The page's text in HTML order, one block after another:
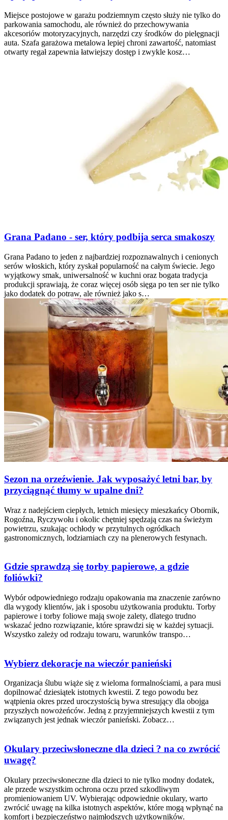
Miejsce postojowe w garażu podziemnym często służy nie tylko do
parkowania samochodu, ale również do przechowywania
akcesoriów motoryzacyjnych, narzędzi czy środków do pielęgnacji
auta. Szafa garażowa metalowa lepiej chroni zawartość, natomiast
otwarty regał zapewnia łatwiejszy dostęp i zwykle kosz…
Grana Padano - ser, który podbija serca smakoszy
Grana Padano to jeden z najbardziej rozpoznawalnych i cenionych
serów włoskich, który zyskał popularność na całym świecie. Jego
wyjątkowy smak, uniwersalność w kuchni oraz bogata tradycja
produkcji sprawiają, że coraz więcej osób sięga po ten ser nie tylko
jako dodatek do potraw, ale również jako s…
Sezon na orzeźwienie. Jak wyposażyć letni bar, by
przyciągnąć tłumy w upalne dni?
Wraz z nadejściem ciepłych, letnich miesięcy mieszkańcy Obornik,
Rogoźna, Ryczywołu i okolic chętniej spędzają czas na świeżym
powietrzu, szukając ochłody w przytulnych ogródkach
gastronomicznych, lodziarniach czy na plenerowych festynach.
Gdzie sprawdzą się torby papierowe, a gdzie
foliówki?
Wybór odpowiedniego rodzaju opakowania ma znaczenie zarówno
dla wygody klientów, jak i sposobu użytkowania produktu. Torby
papierowe i torby foliowe mają swoje zalety, dlatego trudno
wskazać jedno rozwiązanie, które sprawdzi się w każdej sytuacji.
Wszystko zależy od rodzaju towaru, warunków transpo…
Wybierz dekoracje na wieczór panieński
Organizacja ślubu wiąże się z wieloma formalnościami, a para musi
dopilnować dziesiątek istotnych kwestii. Z tego powodu bez
wątpienia okres przed uroczystością bywa stresujący dla obojga
przyszłych nowożeńców. Jedną z przyjemniejszych kwestii z tym
związanych jest jednak wieczór panieński. Zobacz…
Okulary przeciwsłoneczne dla dzieci ? na co zwrócić
uwagę?
Okulary przeciwsłoneczne dla dzieci to nie tylko modny dodatek,
ale przede wszystkim ochrona oczu przed szkodliwym
promieniowaniem UV. Wybierając odpowiednie okulary, warto
zwrócić uwagę na kilka istotnych aspektów, które mogą wpłynąć na
komfort i bezpieczeństwo najmłodszych użytkowników.